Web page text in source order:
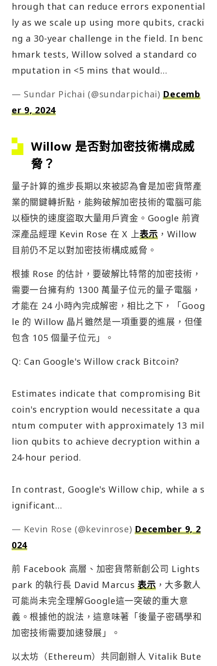
hrough that can reduce errors exponential
ly as we scale up using more qubits, cracki
ng a 30-year challenge in the field. In benc
hmark tests, Willow solved a standard co
mputation in <5 mins that would…
— Sundar Pichai (@sundarpichai)Decemb
er 9, 2024
Willow 是否對加密技術構成威
脅？
量子計算的進步長期以來被認為會是加密貨幣產
業的關鍵轉折點，能夠破解加密技術的電腦可能
以極快的速度盜取大量用戶資金。Google 前資
深產品經理 Kevin Rose 在 X 上表示，Willow
目前仍不足以對加密技術構成威脅。
根據 Rose 的估計，要破解比特幣的加密技術，
需要一台擁有約 1300 萬量子位元的量子電腦，
才能在 24 小時內完成解密，相比之下，「Goog
le 的 Willow 晶片雖然是一項重要的進展，但僅
包含 105 個量子位元」。
Q: Can Google's Willow crack Bitcoin?
Estimates indicate that compromising Bit
coin's encryption would necessitate a qua
ntum computer with approximately 13 mil
lion qubits to achieve decryption within a
24-hour period.
In contrast, Google's Willow chip, while a s
ignificant…
— Kevin Rose (@kevinrose)December 9, 2
024
前 Facebook 高層、加密貨幣新創公司 Lights
park 的執行長 David Marcus表示，大多數人
可能尚未完全理解Google這一突破的重大意
義。根據他的說法，這意味著「後量子密碼學和
加密技術需要加速發展」。
以太坊（Ethereum）共同創辦人 Vitalik Bute